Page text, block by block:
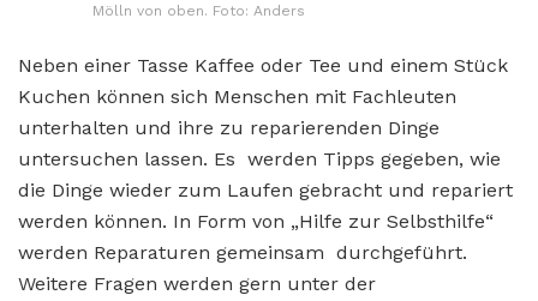
Mölln von oben. Foto: Anders
Neben einer Tasse Kaffee oder Tee und einem Stück
Kuchen können sich Menschen mit Fachleuten
unterhalten und ihre zu reparierenden Dinge
untersuchen lassen. Es werden Tipps gegeben, wie
die Dinge wieder zum Laufen gebracht und repariert
werden können. In Form von „Hilfe zur Selbsthilfe“
werden Reparaturen gemeinsam durchgeführt.
Weitere Fragen werden gern unter der